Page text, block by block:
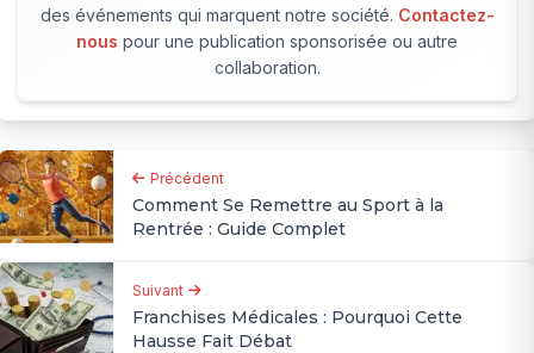
des événements qui marquent notre société. Contactez-
nous pour une publication sponsorisée ou autre
collaboration.
Précédent
Comment Se Remettre au Sport à la
Rentrée : Guide Complet
Suivant
Franchises Médicales : Pourquoi Cette
Hausse Fait Débat